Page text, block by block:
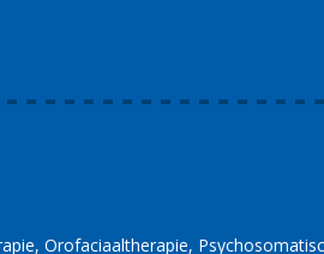
Orofaciaaltherapie